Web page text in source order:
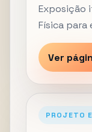
Exposição
Física para
Ver
PROJETO